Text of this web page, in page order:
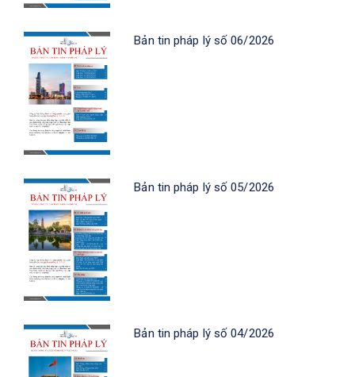
Bản tin pháp lý số 06/2026
Bản tin pháp lý số 05/2026
Bản tin pháp lý số 04/2026